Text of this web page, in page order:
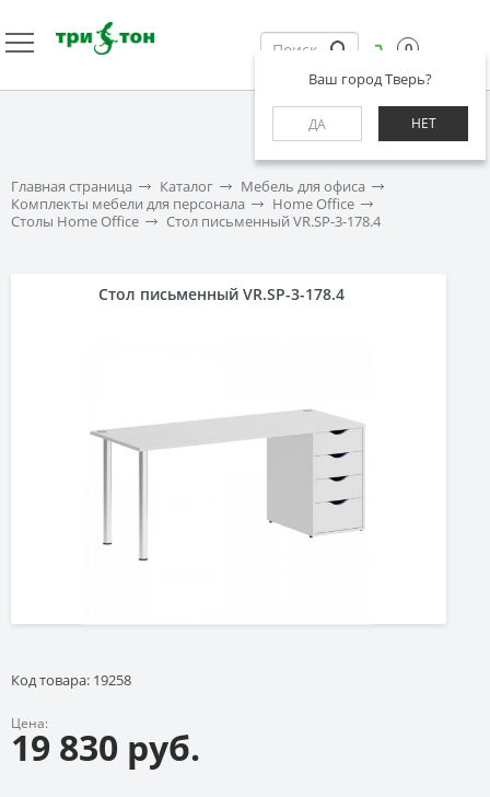
Ваш город Тверь?
ДА НЕТ
0
Главная страница Каталог
Мебель для офиса
Комплекты мебели для персонала
Home Office
Столы Home Office
Стол письменный VR.SP-3-178.4
Стол письменный VR.SP-3-178.4
Код товара: 19258
Цена:
19 830 руб.